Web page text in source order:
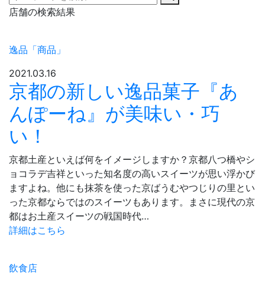
店舗の検索結果
逸品「商品」
2021.03.16
京都の新しい逸品菓子『あ
んぽーね』が美味い・巧
い！
京都土産といえば何をイメージしますか？京都八つ橋やシ
ョコラデ吉祥といった知名度の高いスイーツが思い浮かび
ますよね。他にも抹茶を使った京ばうむやつじりの里とい
った京都ならではのスイーツもあります。まさに現代の京
都はお土産スイーツの戦国時代…
詳細はこちら
飲食店